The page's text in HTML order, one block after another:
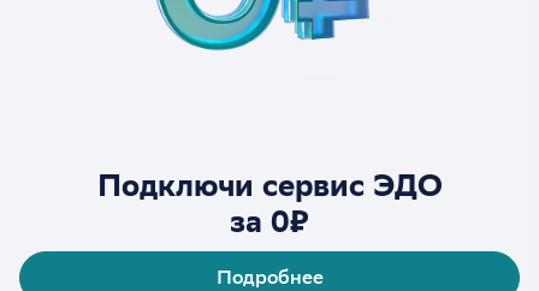
Подключи сервис ЭДО
за 0₽
Подробнее